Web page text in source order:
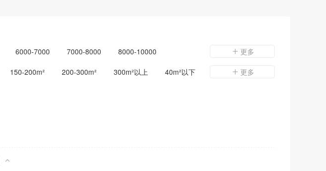
6000-7000 7000-8000
8000-10000
更多
150-200m² 200-300m² 300m²以上 40m²以下 更多